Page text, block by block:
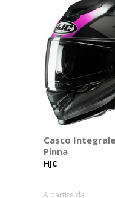
Casco Integrale
Pinna
HJC
A partire da